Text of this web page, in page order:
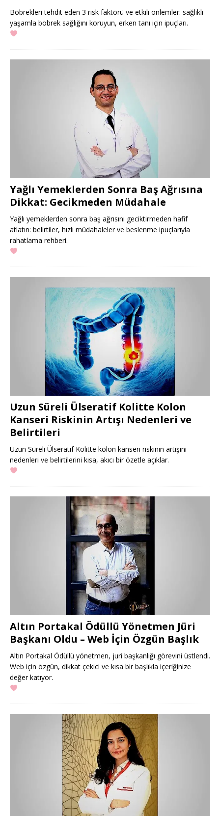
Böbrekleri tehdit eden 3 risk faktörü ve etkili önlemler: sağlıklı
yaşamla böbrek sağlığını koruyun, erken tanı için ipuçları.
Yağlı Yemeklerden Sonra Baş Ağrısına
Dikkat: Gecikmeden Müdahale
Yağlı yemeklerden sonra baş ağrısını geciktirmeden hafif
atlatın: belirtiler, hızlı müdahaleler ve beslenme ipuçlarıyla
rahatlama rehberi.
Uzun Süreli Ülseratif Kolitte Kolon
Kanseri Riskinin Artışı Nedenleri ve
Belirtileri
Uzun Süreli Ülseratif Kolitte kolon kanseri riskinin artışını
nedenleri ve belirtilerini kısa, akıcı bir özetle açıklar.
Altın Portakal Ödüllü Yönetmen Jüri
Başkanı Oldu – Web İçin Özgün Başlık
Altın Portakal Ödüllü yönetmen, juri başkanlığı görevini üstlendi.
Web için özgün, dikkat çekici ve kısa bir başlıkla içeriğinize
değer katıyor.